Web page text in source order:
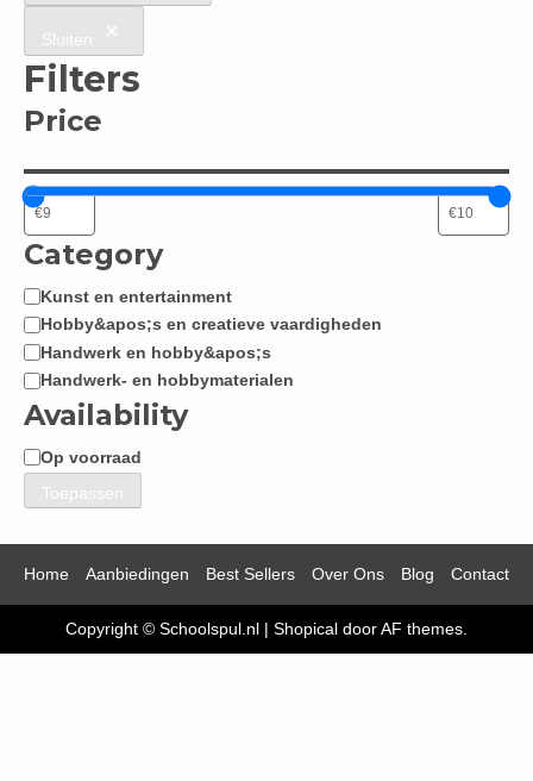
Sluiten
Filters
Price
Category
Categorie
Kunst en entertainment
Hobby&apos;s en creatieve vaardigheden
Handwerk en hobby&apos;s
Handwerk- en hobbymaterialen
Availability
Beschikbaarheid
Op voorraad
Toepassen
Home Aanbiedingen Best Sellers Over Ons Blog Contact
Copyright © Schoolspul.nl | Shopical door AF themes.